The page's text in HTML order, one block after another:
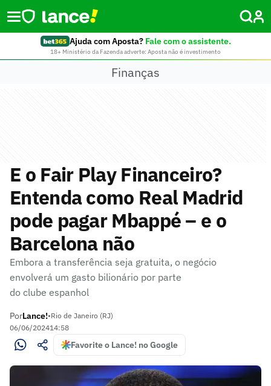
Ajuda com Aposta? Fale com o assistente.
18+ Ministério da Fazenda adverte: Aposta não é investimento
Finanças
E o Fair Play Financeiro?
Entenda como Real Madrid
pode pagar Mbappé – e o
Barcelona não
Embora a transferência seja gratuita, o negócio
envolverá um gasto bilionário por parte
do clube espanhol
PorLance!•Rio de Janeiro (RJ)
06/06/202414:58
Favorite o Lance! no Google